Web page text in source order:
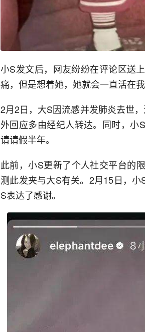
小S发文后，网友纷纷在评论区送
痛，但是想着她，她就会一直活在我
2月2日，大S因流感并发肺炎去世
外回应多由经纪人转达。同时，小
请请假半年。
此前，小S更新了个人社交平台的
测此发夹与大S有关。2月15日，
S表达了感谢。